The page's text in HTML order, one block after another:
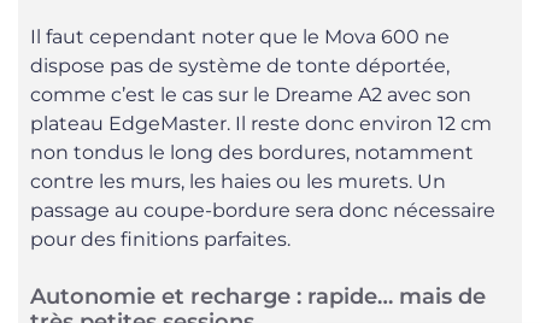
Il faut cependant noter que le Mova 600 ne
dispose pas de système de tonte déportée,
comme c’est le cas sur le Dreame A2 avec son
plateau EdgeMaster. Il reste donc environ 12 cm
non tondus le long des bordures, notamment
contre les murs, les haies ou les murets. Un
passage au coupe-bordure sera donc nécessaire
pour des finitions parfaites.
Autonomie et recharge : rapide… mais de